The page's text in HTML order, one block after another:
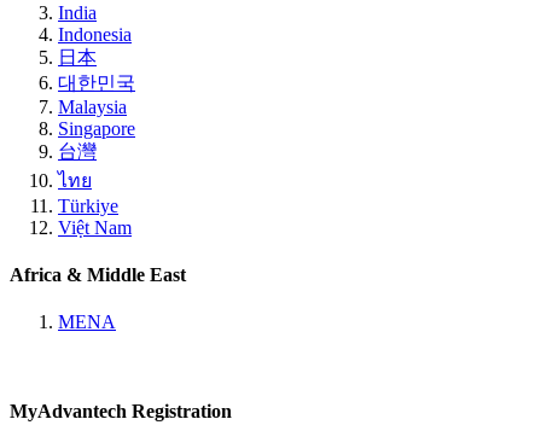
India
Indonesia
日本
대한민국
Malaysia
Singapore
台灣
ไทย
Türkiye
Việt Nam
Africa & Middle East
MENA
MyAdvantech Registration